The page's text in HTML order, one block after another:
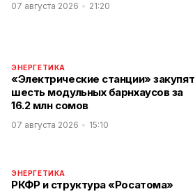
07 августа 2026 21:20
ЭНЕРГЕТИКА
«Электрические станции» закупят
шесть модульных барнхаусов за
16.2 млн сомов
07 августа 2026 15:10
ЭНЕРГЕТИКА
РКФР и структура «Росатома»